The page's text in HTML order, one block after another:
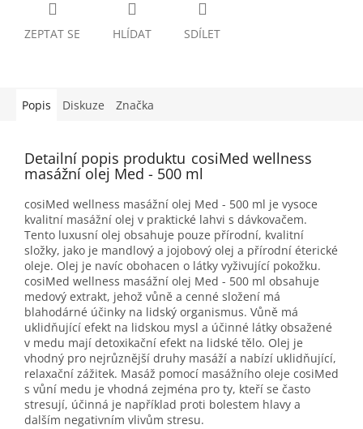
ZEPTAT SE HLÍDAT SDÍLET
Popis Diskuze Značka
Detailní popis produktu cosiMed wellness
masážní olej Med - 500 ml
cosiMed wellness masážní olej Med - 500 ml je vysoce
kvalitní masážní olej v praktické lahvi s dávkovačem.
Tento luxusní olej obsahuje pouze přírodní, kvalitní
složky, jako je mandlový a jojobový olej a přírodní éterické
oleje. Olej je navíc obohacen o látky vyživující pokožku.
cosiMed wellness masážní olej Med - 500 ml obsahuje
medový extrakt, jehož vůně a cenné složení má
blahodárné účinky na lidský organismus. Vůně má
uklidňující efekt na lidskou mysl a účinné látky obsažené
v medu mají detoxikační efekt na lidské tělo. Olej je
vhodný pro nejrůznější druhy masáží a nabízí uklidňující,
relaxační zážitek. Masáž pomocí masážního oleje cosiMed
s vůní medu je vhodná zejména pro ty, kteří se často
stresují, účinná je například proti bolestem hlavy a
dalším negativním vlivům stresu.